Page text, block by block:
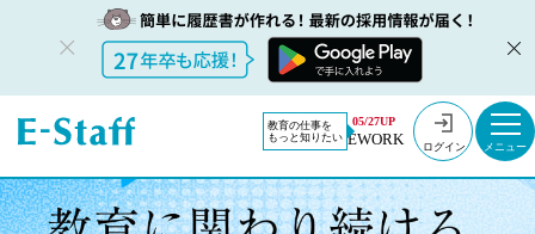
教育の仕事を
もっと知りたい
05/27UP
EWORK ログイン